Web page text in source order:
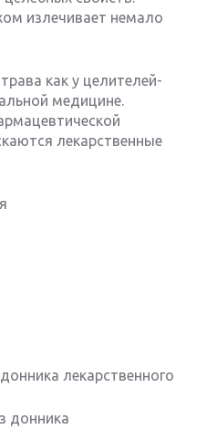
излечивает немало
как у целителей-
медицине.
лекарственные
лекарственного
донника